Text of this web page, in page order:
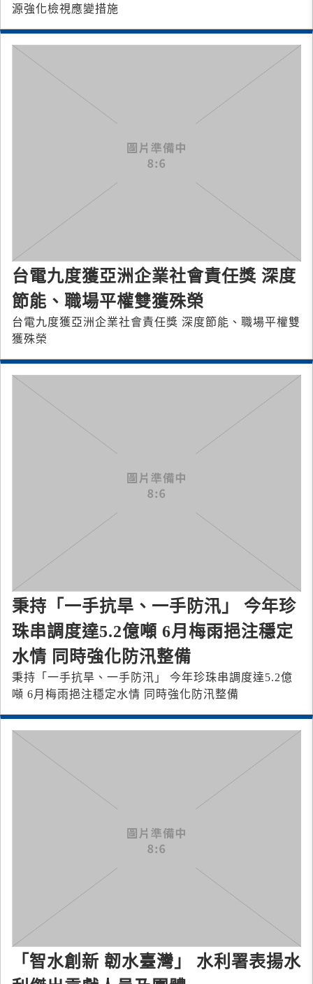
源強化檢視應變措施
台電九度獲亞洲企業社會責任獎 深度
節能、職場平權雙獲殊榮
台電九度獲亞洲企業社會責任獎 深度節能、職場平權雙
獲殊榮
秉持「一手抗旱、一手防汛」 今年珍
珠串調度達5.2億噸 6月梅雨挹注穩定
水情 同時強化防汛整備
秉持「一手抗旱、一手防汛」 今年珍珠串調度達5.2億
噸 6月梅雨挹注穩定水情 同時強化防汛整備
「智水創新 韌水臺灣」 水利署表揚水